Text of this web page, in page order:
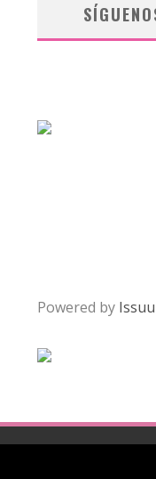
Powered by Issuu